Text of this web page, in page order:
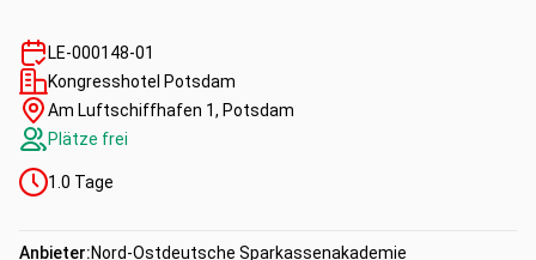
LE-000148-01
Kongresshotel Potsdam
Am Luftschiffhafen 1, Potsdam
Plätze frei
1.0 Tage
Anbieter:Nord-Ostdeutsche Sparkassenakademie